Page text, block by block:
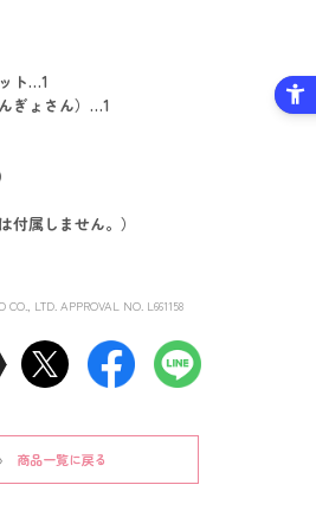
ト…1
ぎょさん）…1
付属しません。）
CO., LTD. APPROVAL NO. L661158
商品一覧に戻る